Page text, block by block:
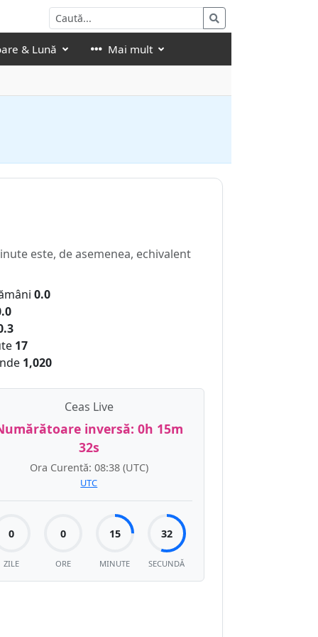
& Lună Mai mult
este, de asemenea, echivalent
0.0
17
1,020
Ceas Live
inversă: 0h 15m
32s
Ora Curentă: 08:38 (UTC)
UTC
0
ZILE
0
ORE
15
MINUTE
32
SECUNDĂ